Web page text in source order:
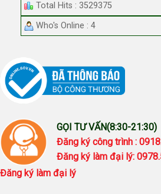
Total Hits : 3529375
Who's Online : 4
GỌI TƯ VẤN(8:30-21:30)
Đăng ký công trình :
Đăng ký làm đại lý:
Đăng ký làm đại lý